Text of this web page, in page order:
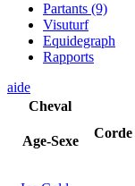
Partants (9)
Visuturf
Equidegraph
Rapports
aide
Cheval
Age-Sexe
Corde